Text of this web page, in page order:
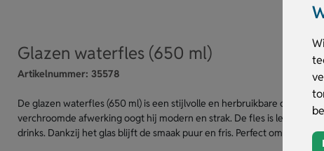
Glazen waterfles (650 ml)
Artikelnummer: 35578
De glazen waterfles (650 ml) is een stijlvolle en herbruikbare
verchroomde afwerking oogt hij modern en strak. De fles is leverbaar
drinks. Dankzij het glas blijft de smaak puur en fris. Perfect om te